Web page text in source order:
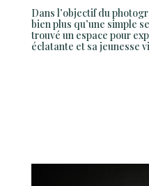
Dans l’objectif du
bien plus qu’une simple
trouvé un espace pour
éclatante et sa jeunesse